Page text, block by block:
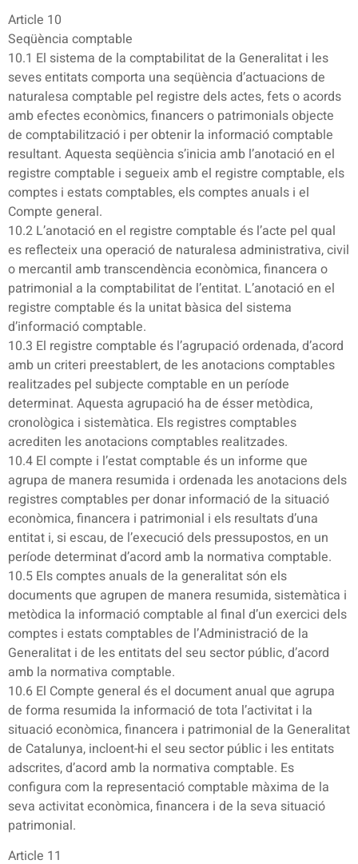
Article 10
Seqüència comptable
10.1 El sistema de la comptabilitat de la Generalitat i les
seves entitats comporta una seqüència d’actuacions de
naturalesa comptable pel registre dels actes, fets o acords
amb efectes econòmics, financers o patrimonials objecte
de comptabilització i per obtenir la informació comptable
resultant. Aquesta seqüència s’inicia amb l’anotació en el
registre comptable i segueix amb el registre comptable, els
comptes i estats comptables, els comptes anuals i el
Compte general.
10.2 L’anotació en el registre comptable és l’acte pel qual
es reflecteix una operació de naturalesa administrativa, civil
o mercantil amb transcendència econòmica, financera o
patrimonial a la comptabilitat de l’entitat. L’anotació en el
registre comptable és la unitat bàsica del sistema
d’informació comptable.
10.3 El registre comptable és l’agrupació ordenada, d’acord
amb un criteri preestablert, de les anotacions comptables
realitzades pel subjecte comptable en un període
determinat. Aquesta agrupació ha de ésser metòdica,
cronològica i sistemàtica. Els registres comptables
acrediten les anotacions comptables realitzades.
10.4 El compte i l’estat comptable és un informe que
agrupa de manera resumida i ordenada les anotacions dels
registres comptables per donar informació de la situació
econòmica, financera i patrimonial i els resultats d’una
entitat i, si escau, de l’execució dels pressupostos, en un
període determinat d’acord amb la normativa comptable.
10.5 Els comptes anuals de la generalitat són els
documents que agrupen de manera resumida, sistemàtica i
metòdica la informació comptable al final d’un exercici dels
comptes i estats comptables de l’Administració de la
Generalitat i de les entitats del seu sector públic, d’acord
amb la normativa comptable.
10.6 El Compte general és el document anual que agrupa
de forma resumida la informació de tota l’activitat i la
situació econòmica, financera i patrimonial de la Generalitat
de Catalunya, incloent-hi el seu sector públic i les entitats
adscrites, d’acord amb la normativa comptable. Es
configura com la representació comptable màxima de la
seva activitat econòmica, financera i de la seva situació
patrimonial.
Article 11